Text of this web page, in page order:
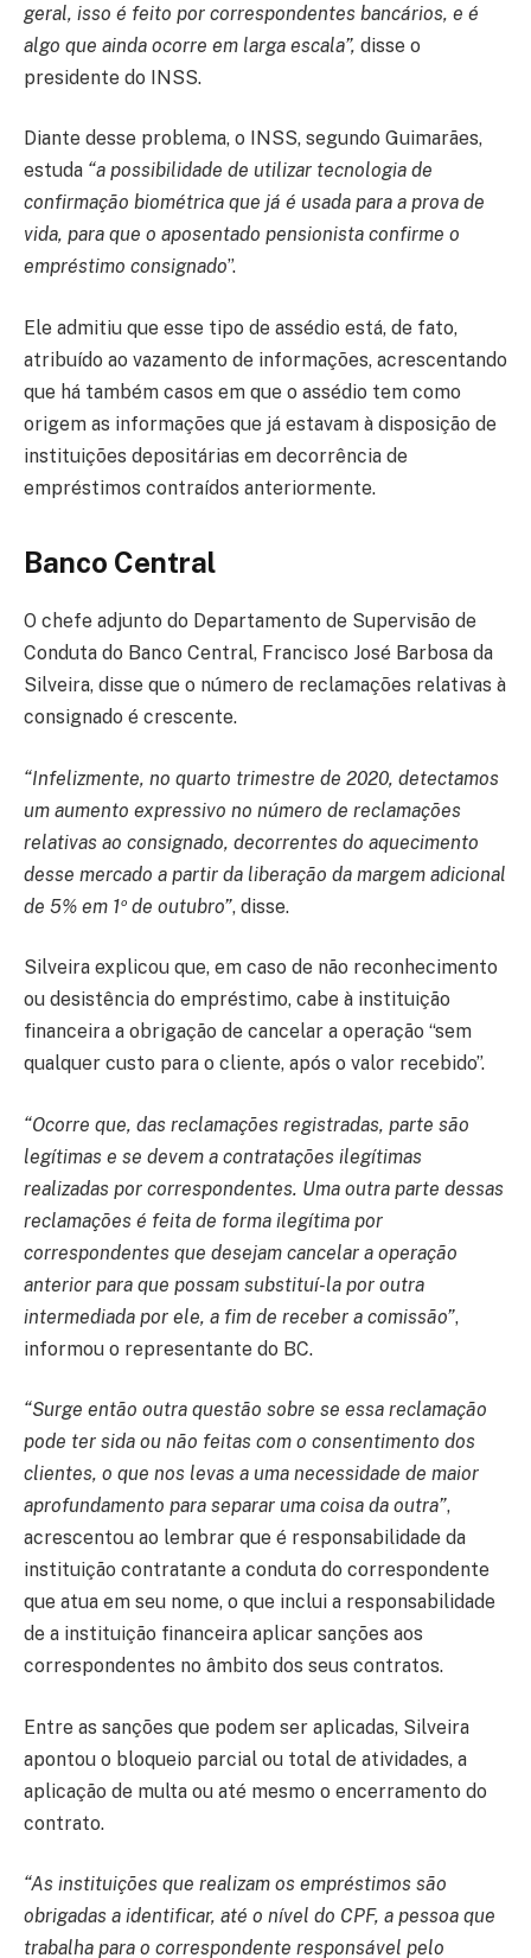
geral, isso é feito por correspondentes bancários, e é
algo que ainda ocorre em larga escala”, disse o
presidente do INSS.
Diante desse problema, o INSS, segundo Guimarães,
estuda “a possibilidade de utilizar tecnologia de
confirmação biométrica que já é usada para a prova de
vida, para que o aposentado pensionista confirme o
empréstimo consignado”.
Ele admitiu que esse tipo de assédio está, de fato,
atribuído ao vazamento de informações, acrescentando
que há também casos em que o assédio tem como
origem as informações que já estavam à disposição de
instituições depositárias em decorrência de
empréstimos contraídos anteriormente.
Banco Central
O chefe adjunto do Departamento de Supervisão de
Conduta do Banco Central, Francisco José Barbosa da
Silveira, disse que o número de reclamações relativas à
consignado é crescente.
“Infelizmente, no quarto trimestre de 2020, detectamos
um aumento expressivo no número de reclamações
relativas ao consignado, decorrentes do aquecimento
desse mercado a partir da liberação da margem adicional
de 5% em 1º de outubro”, disse.
Silveira explicou que, em caso de não reconhecimento
ou desistência do empréstimo, cabe à instituição
financeira a obrigação de cancelar a operação “sem
qualquer custo para o cliente, após o valor recebido”.
“Ocorre que, das reclamações registradas, parte são
legítimas e se devem a contratações ilegítimas
realizadas por correspondentes. Uma outra parte dessas
reclamações é feita de forma ilegítima por
correspondentes que desejam cancelar a operação
anterior para que possam substituí-la por outra
intermediada por ele, a fim de receber a comissão”,
informou o representante do BC.
“Surge então outra questão sobre se essa reclamação
pode ter sida ou não feitas com o consentimento dos
clientes, o que nos levas a uma necessidade de maior
aprofundamento para separar uma coisa da outra”,
acrescentou ao lembrar que é responsabilidade da
instituição contratante a conduta do correspondente
que atua em seu nome, o que inclui a responsabilidade
de a instituição financeira aplicar sanções aos
correspondentes no âmbito dos seus contratos.
Entre as sanções que podem ser aplicadas, Silveira
apontou o bloqueio parcial ou total de atividades, a
aplicação de multa ou até mesmo o encerramento do
contrato.
“As instituições que realizam os empréstimos são
obrigadas a identificar, até o nível do CPF, a pessoa que
trabalha para o correspondente responsável pelo